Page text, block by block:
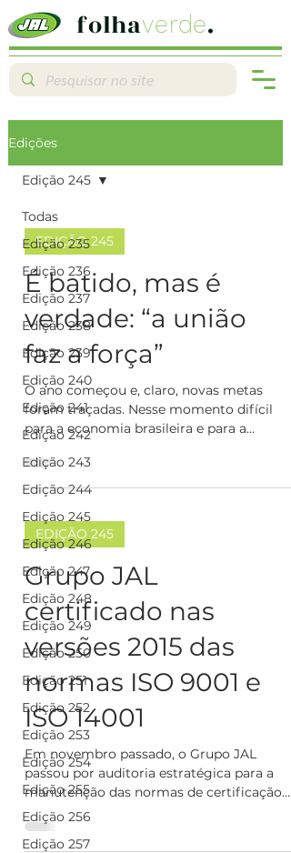
folhaverde.
Edições
Todas
Edição 235
Edição 236
Edição 237
Edição 238
Edição 239
Edição 240
Edição 241
Edição 242
Edição 243
Edição 244
Edição 245
Edição 246
Edição 247
Edição 248
Edição 249
Edição 250
Edição 251
Edição 252
Edição 253
Edição 254
Edição 255
Edição 256
Edição 257
Edição 245
EDIÇÃO 245
É batido, mas é
verdade: “a união
faz a força”
O ano começou e, claro, novas metas
foram traçadas. Nesse momento difícil
para a economia brasileira e para a
atividade de transporte...
EDIÇÃO 245
Grupo JAL
certificado nas
versões 2015 das
normas ISO 9001 e
ISO 14001
Em novembro passado, o Grupo JAL
passou por auditoria estratégica para a
manutenção das normas de certificação
ISO 9001 e ISO 14001,...